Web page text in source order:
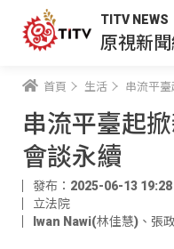
TITV NEWS
原視新
首頁 生活 串流平
串流平臺起
會談永續
發布：2025-06-13 19:28
立法院
Iwan Nawi(林佳慧) 、 張